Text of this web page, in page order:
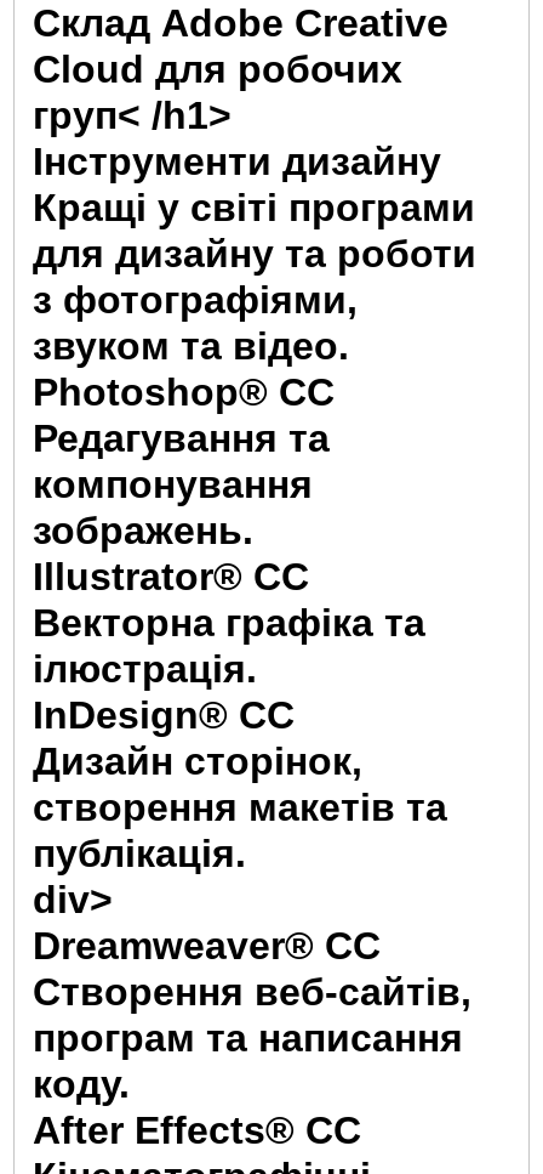
Склад Adobe Creative
Cloud для робочих
груп< /h1>
Інструменти дизайну
Кращі у світі програми
для дизайну та роботи
з фотографіями,
звуком та відео.
Photoshop® CC
Редагування та
компонування
зображень.
Illustrator® CC
Векторна графіка та
ілюстрація.
InDesign® CC
Дизайн сторінок,
створення макетів та
публікація.
div>
Dreamweaver® CC
Створення веб-сайтів,
програм та написання
коду.
After Effects® CC